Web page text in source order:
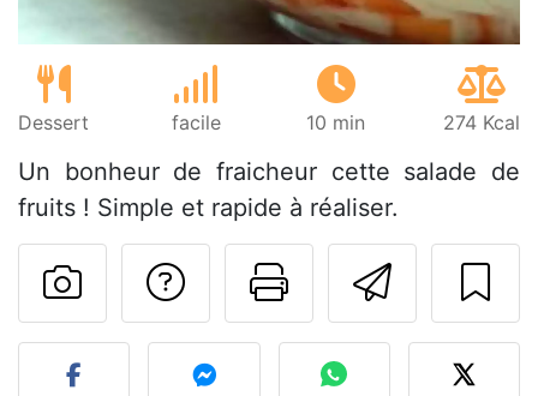
Dessert facile 10 min 274 Kcal
Un bonheur de fraicheur cette salade de
fruits ! Simple et rapide à réaliser.
Imprimer
Poser une
Publier votre photo de